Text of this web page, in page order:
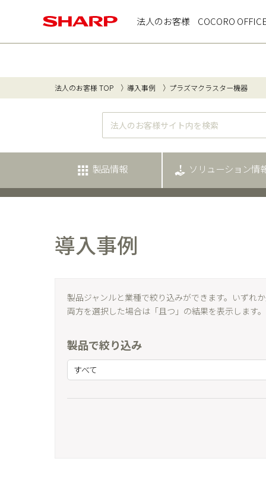
法人のお客様 COCORO OFFICE
法人のお客様 TOP 導入事例 プラズマクラスター機器
製品情報 ソリューション情
導入事例
製品ジャンルと業種で絞り込みができます。いずれか
両方を選択した場合は「且つ」の結果を表示します。
製品で絞り込み
すべて